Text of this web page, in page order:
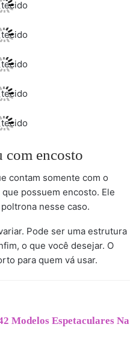
com encosto
contam somente com o
possuem encosto. Ele
nesse caso.
Pode ser uma estrutura
o que você desejar. O
para quem vá usar.
Modelos Espetaculares Na